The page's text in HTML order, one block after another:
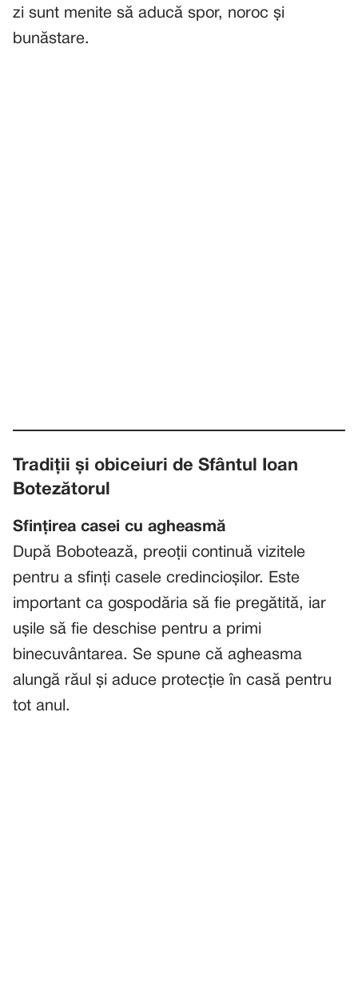
zi sunt menite să aducă spor, noroc și
bunăstare.
Tradiții și obiceiuri de Sfântul Ioan
Botezătorul
Sfințirea casei cu agheasmă
După Bobotează, preoții continuă vizitele
pentru a sfinți casele credincioșilor. Este
important ca gospodăria să fie pregătită, iar
ușile să fie deschise pentru a primi
binecuvântarea. Se spune că agheasma
alungă răul și aduce protecție în casă pentru
tot anul.